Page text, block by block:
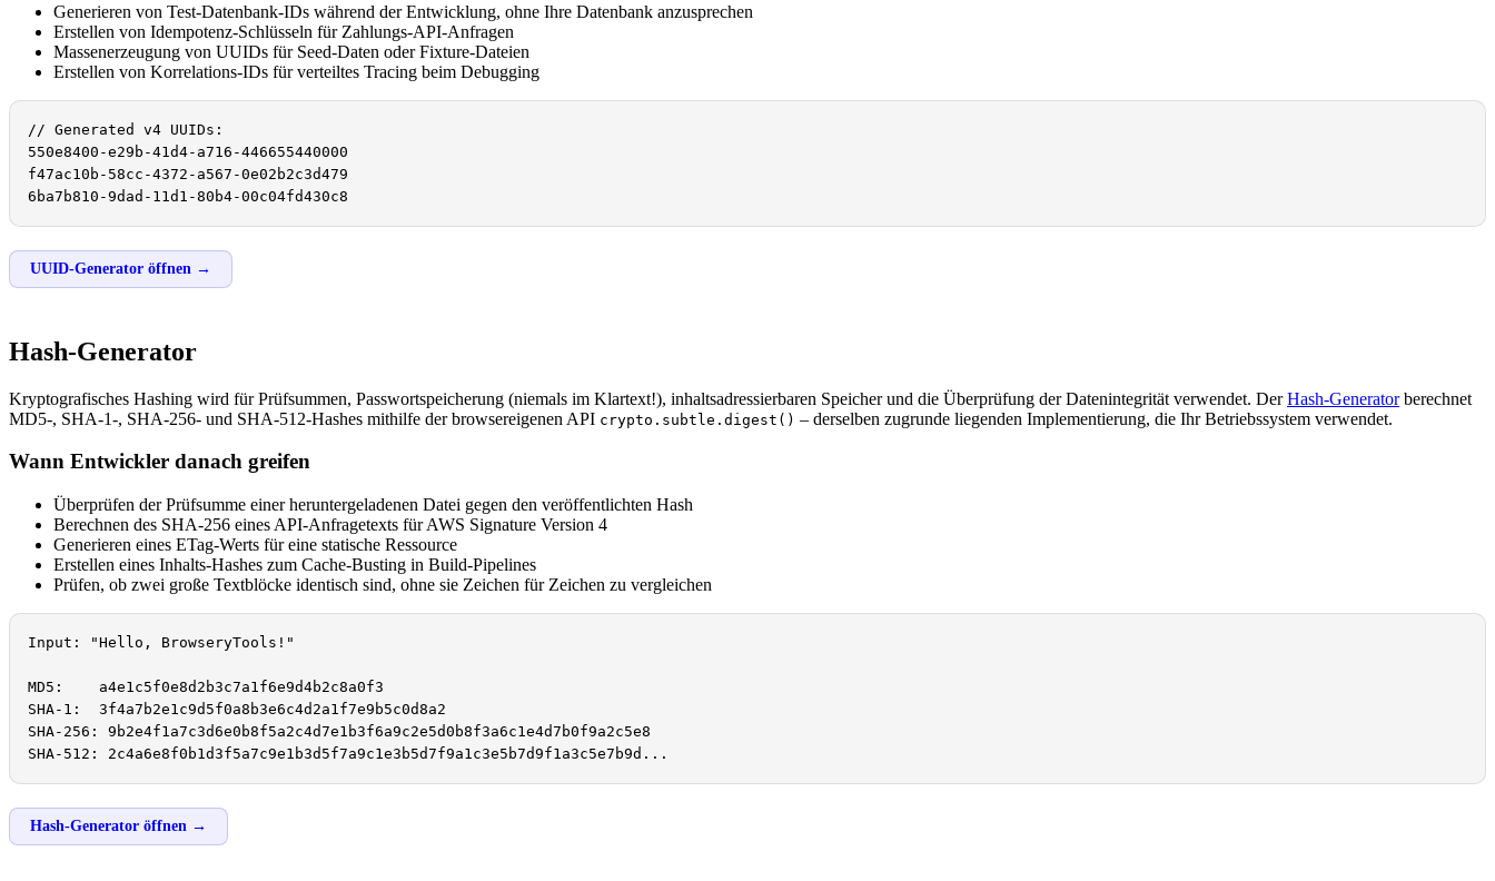
Generieren von Test-Datenbank-IDs während der Entwicklung, ohne Ihre Datenbank anzusprechen
Erstellen von Idempotenz-Schlüsseln für Zahlungs-API-Anfragen
Massenerzeugung von UUIDs für Seed-Daten oder Fixture-Dateien
Erstellen von Korrelations-IDs für verteiltes Tracing beim Debugging
// Generated v4 UUIDs:
550e8400-e29b-41d4-a716-446655440000
f47ac10b-58cc-4372-a567-0e02b2c3d479
6ba7b810-9dad-11d1-80b4-00c04fd430c8
UUID-Generator öffnen →
Hash-Generator
Kryptografisches Hashing wird für Prüfsummen, Passwortspeicherung (niemals im Klartext!), inhaltsadressierbaren Speicher und die Überprüfung der Datenintegrität verwendet. Der Hash-Generatorberechnet
MD5-, SHA-1-, SHA-256- und SHA-512-Hashes mithilfe der browsereigenen API crypto.subtle.digest() – derselben zugrunde liegenden Implementierung, die Ihr Betriebssystem verwendet.
Wann Entwickler danach greifen
Überprüfen der Prüfsumme einer heruntergeladenen Datei gegen den veröffentlichten Hash
Berechnen des SHA-256 eines API-Anfragetexts für AWS Signature Version 4
Generieren eines ETag-Werts für eine statische Ressource
Erstellen eines Inhalts-Hashes zum Cache-Busting in Build-Pipelines
Prüfen, ob zwei große Textblöcke identisch sind, ohne sie Zeichen für Zeichen zu vergleichen
Input: "Hello, BrowseryTools!"
MD5:    a4e1c5f0e8d2b3c7a1f6e9d4b2c8a0f3
SHA-1:  3f4a7b2e1c9d5f0a8b3e6c4d2a1f7e9b5c0d8a2
SHA-256: 9b2e4f1a7c3d6e0b8f5a2c4d7e1b3f6a9c2e5d0b8f3a6c1e4d7b0f9a2c5e8
SHA-512: 2c4a6e8f0b1d3f5a7c9e1b3d5f7a9c1e3b5d7f9a1c3e5b7d9f1a3c5e7b9d...
Hash-Generator öffnen →